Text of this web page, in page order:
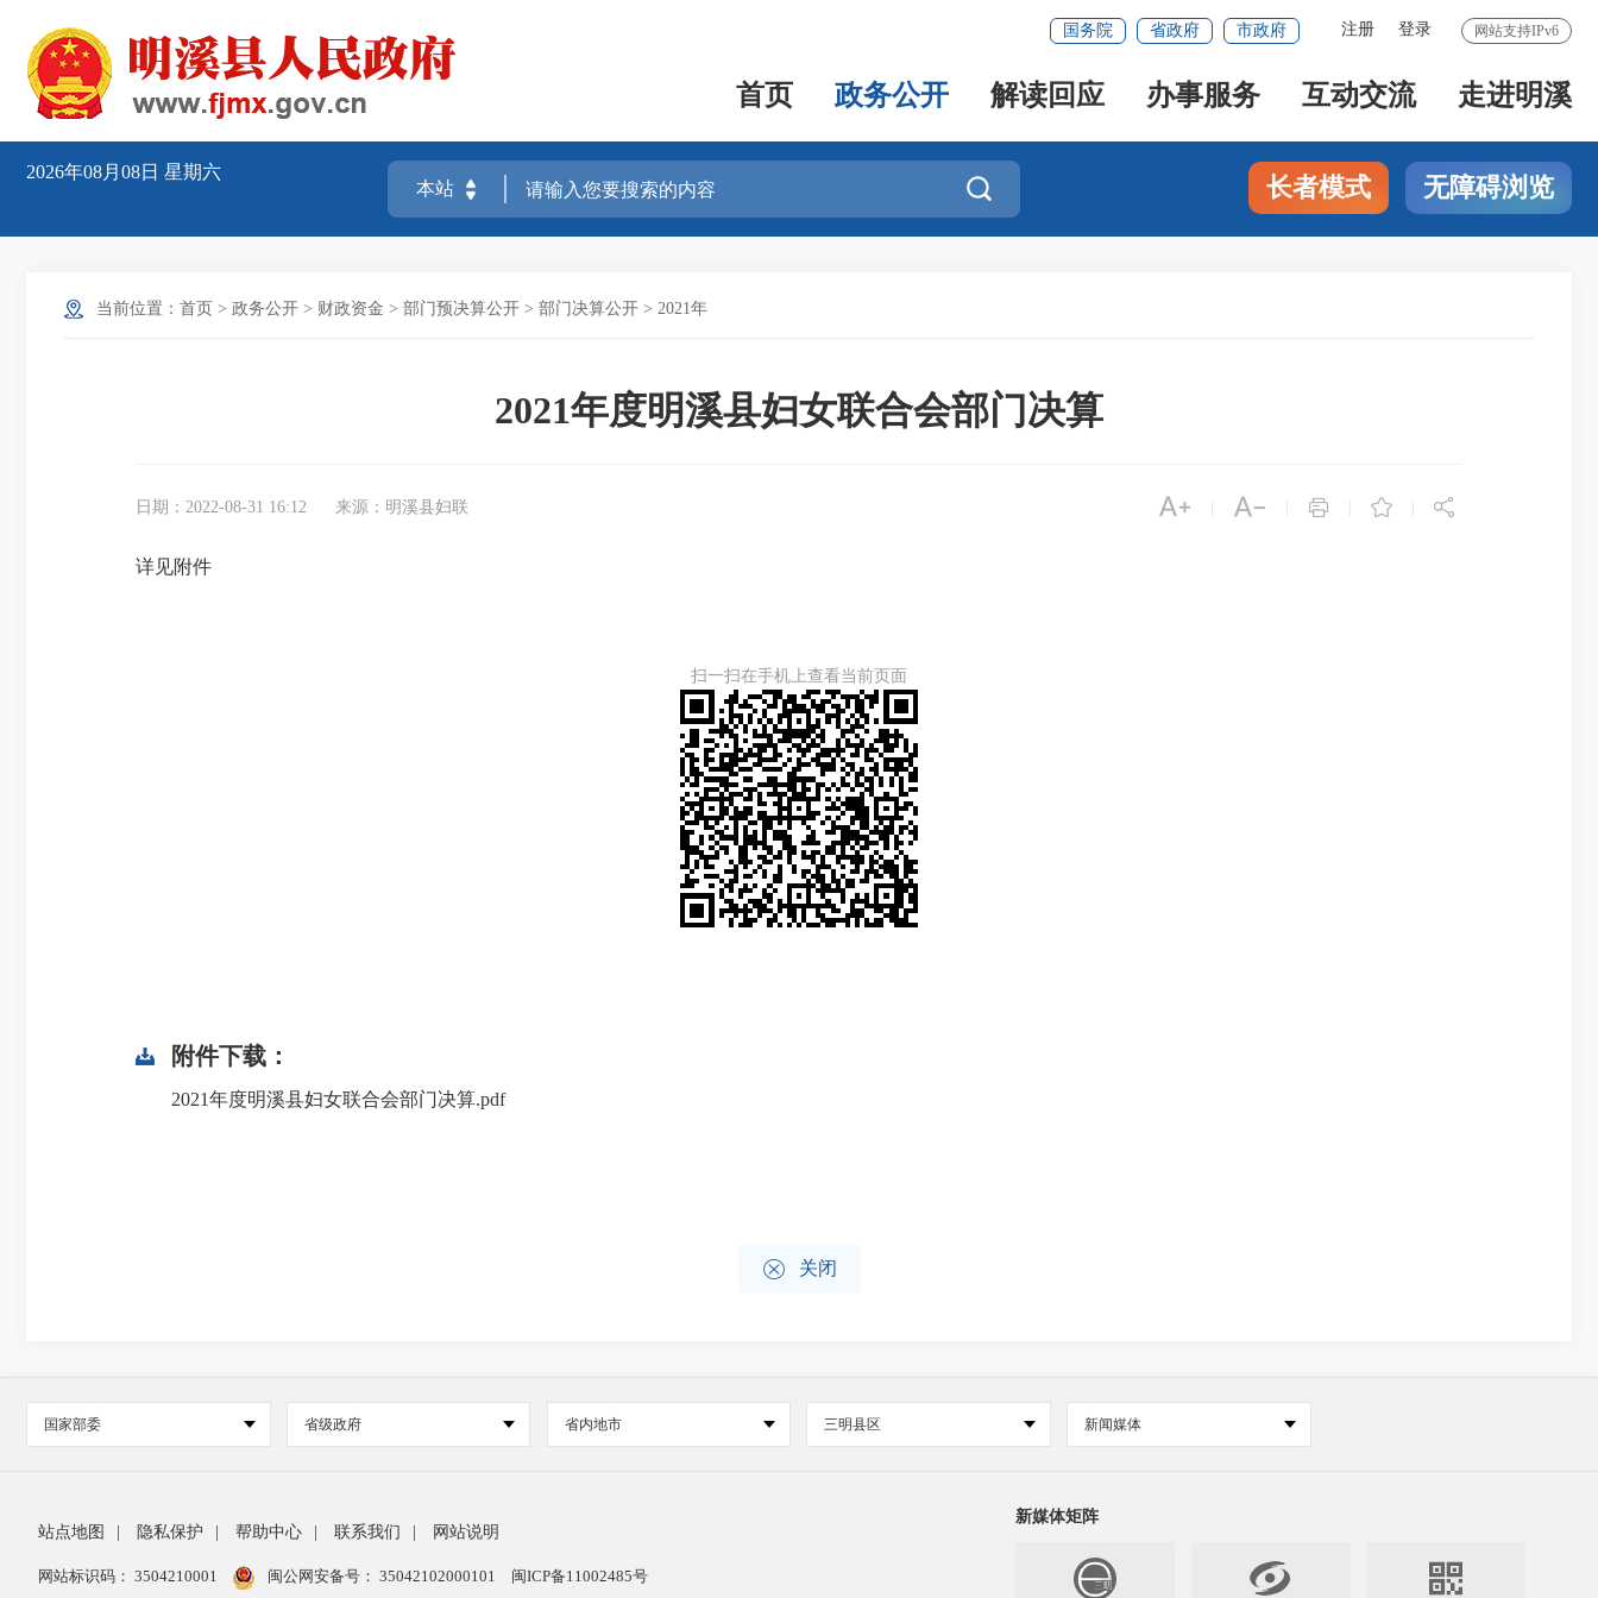
网站支持IPv6
注册 登录
国务院 省政府 市政府
首页 政务公开 解读回应 办事服务 互动交流 走进明溪
2026年08月08日 星期六
 长者模式 无障碍浏览
当前位置： 首页 > 政务公开 > 财政资金 > 部门预决算公开 > 部门决算公开 > 2021年
2021年度明溪县妇女联合会部门决算
日期：2022-08-31 16:12 来源：明溪县妇联     
详见附件
扫一扫在手机上查看当前页面
附件下载：
2021年度明溪县妇女联合会部门决算.pdf
 关闭
国家部委 省级政府 省内地市 三明县区 新闻媒体
站点地图 隐私保护 帮助中心 联系我们 网站说明
网站标识码： 3504210001 闽公网安备号： 35042102000101 闽ICP备11002485号
新媒体矩阵
 